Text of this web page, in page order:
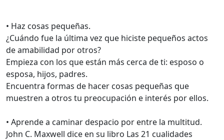
• Haz cosas pequeñas.
¿Cuándo fue la última vez que hiciste pequeños actos
de amabilidad por otros?
Empieza con los que están más cerca de ti: esposo o
esposa, hijos, padres.
Encuentra formas de hacer cosas pequeñas que
muestren a otros tu preocupación e interés por ellos.
• Aprende a caminar despacio por entre la multitud.
John C. Maxwell dice en su libro Las 21 cualidades